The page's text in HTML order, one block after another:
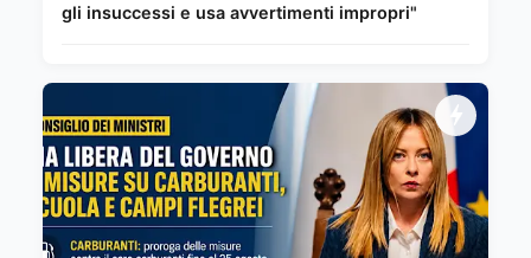
gli insuccessi e usa avvertimenti impropri"